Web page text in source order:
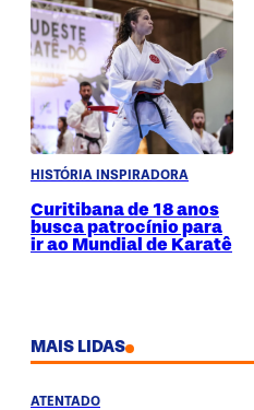
HISTÓRIA INSPIRADORA
Curitibana de 18 anos
busca patrocínio para
ir ao Mundial de Karatê
MAIS LIDAS
ATENTADO